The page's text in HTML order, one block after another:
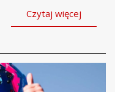
Czytaj więcej